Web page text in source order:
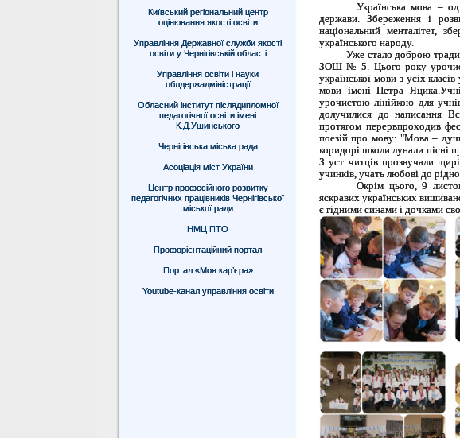
Київський регіональний центр
оцінювання якості освіти
Управління Державної служби якості
освіти у Чернігівській області
Управління освіти і науки
облдержадміністрації
Обласний інститут післядипломної
педагогічної освіти імені
К.Д.Ушинського
Чернігівська міська рада
Асоціація міст України
Центр професійного розвитку
педагогічних працівників Чернігівської
міської ради
НМЦ ПТО
Профорієнтаційний портал
Портал «Моя кар’єра»
Youtube-канал управління освіти
Українська мова –
держави. Збереження і
національний менталітет,
українського народу.
Уже стало доброю
ЗОШ № 5. Цього року
української мови з усіх
мови імені Петра
урочистою лінійкою для
долучилися до написання
протягом перервпроходив
поезій про мову: "Мова –
коридорі школи лунали пісні
З уст читців прозвучали
учинків, учать любові до
Окрім цього, 9
яскравих українських
є гідними синами і дочками